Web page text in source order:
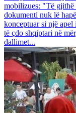
mobilizues: "Të gjithë
dokumenti nuk lë
konceptuar si një apel
të çdo shqiptari në
dallimet...